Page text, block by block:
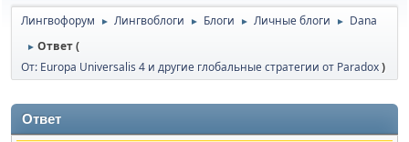
Лингвофорум ► Лингвоблоги ► Блоги ► Личные блоги ► Dana
► Ответ (
От: Europa Universalis 4 и другие глобальные стратегии от Paradox)
Ответ